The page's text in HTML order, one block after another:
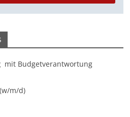
mit Budgetverantwortung
(w/m/d)